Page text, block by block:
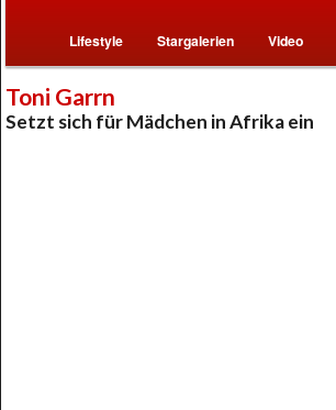
Lifestyle Stargalerien Video
Toni Garrn
Setzt sich für Mädchen in Afrika ein